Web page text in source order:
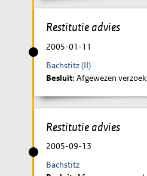
Restitutie advies
2005-01-11
Bachstitz (II)
Besluit: Afgewezen verzoek
Restitutie advies
2005-09-13
Bachstitz